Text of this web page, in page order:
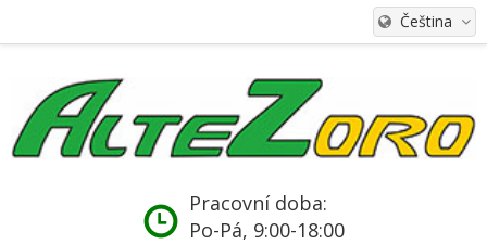
Čeština
Pracovní doba:
Po-Pá, 9:00-18:00